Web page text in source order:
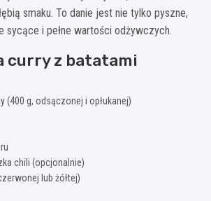
smaku. To danie jest nie tylko pyszne,
sycące i pełne wartości odżywczych.
curry z batatami
(400 g, odsączonej i opłukanej)
chili (opcjonalnie)
lub żółtej)